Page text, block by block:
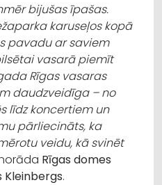
bijušas īpašas.
karuseļos kopā
pavadu ar saviem
vasarā piemīt
Rīgas vasaras
daudzveidīga – no
līdz koncertiem un
pārliecināts, ka
veidu, kā svinēt
Rīgas domes
Kleinbergs.